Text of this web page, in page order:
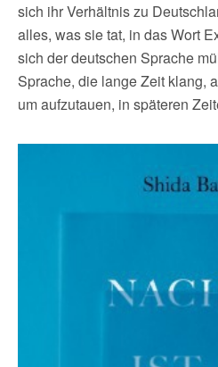
sich ihr Verhältnis zu
alles, was sie tat, in das Wort
sich der deutschen Sprache
Sprache, die lange Zeit klang,
um aufzutauen, in späteren